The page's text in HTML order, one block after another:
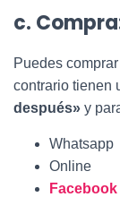
c.
Puedes comprar
contrario tienen
después» y
Whatsapp
Online
Facebook